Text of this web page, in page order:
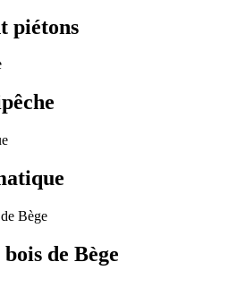
piétons
de Bège